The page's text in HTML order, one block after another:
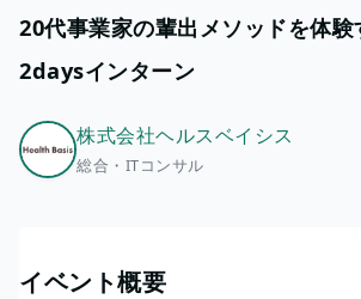
20代事業家の輩出メソッドを体
2daysインターン
株式会社ヘルスベイシス
総合・ITコンサル
イベント概要